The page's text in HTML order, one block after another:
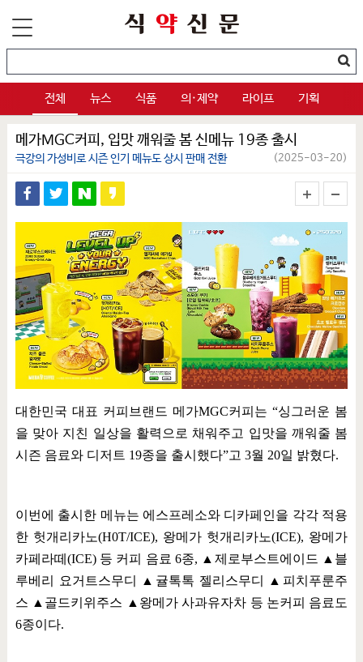
전체 뉴스 식품 의·제약 라이프 기획
메가MGC커피, 입맛 깨워줄 봄 신메뉴 19종 출시
극강의 가성비로 시즌 인기 메뉴도 상시 판매 전환 (2025-03-20)
대한민국 대표 커피브랜드 메가MGC커피는“싱그러운 봄
을 맞아 지친 일상을 활력으로 채워주고 입맛을 깨워줄 봄
시즌 음료와 디저트 19종을 출시했다”고 3월 20일 밝혔다.
이번에 출시한 메뉴는 에스프레소와 디카페인을 각각 적용
한 헛개리카노(H0T/ICE), 왕메가 헛개리카노(ICE), 왕메가
카페라떼 (ICE) 등 커피 음료 6종, ▲ 제로부스트에이드 ▲ 블
루베리 요거트스무디
▲ 귤톡톡 젤리스무디 ▲ 피치푸룬주
스 ▲ 골드키위주스 ▲ 왕메가 사과유자차 등 논커피 음료도
6종이다.